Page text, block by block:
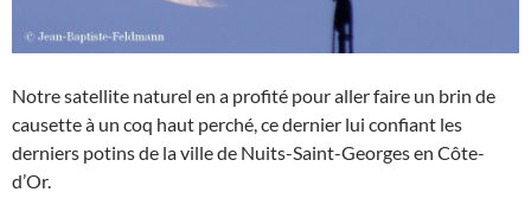
Notre satellite naturel en a profité pour aller faire un brin de
causette à un coq haut perché, ce dernier lui confiant les
derniers potins de la ville de Nuits-Saint-Georges en Côte-
d’Or.